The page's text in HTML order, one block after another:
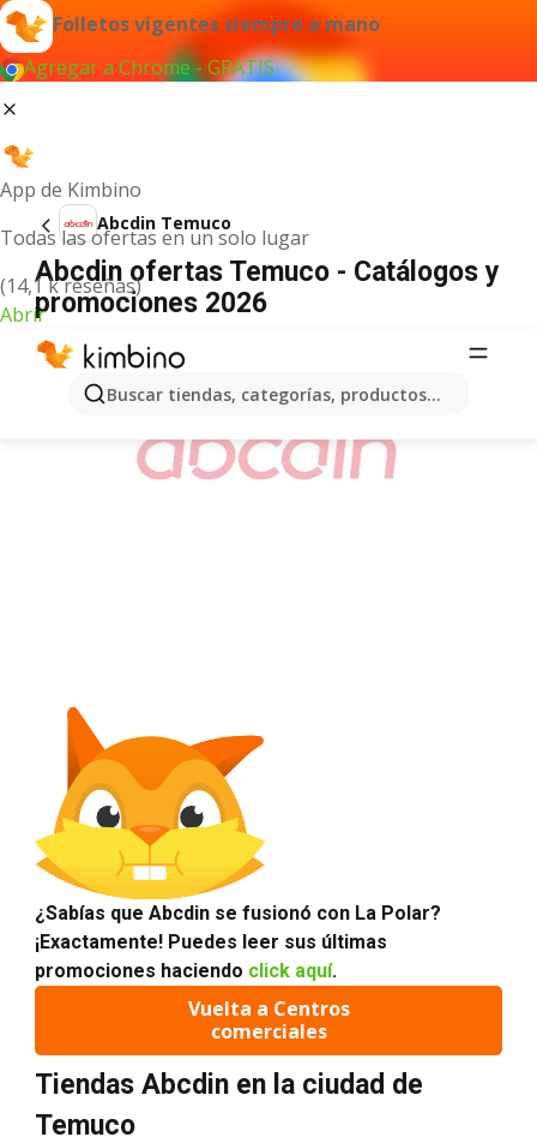
Folletos vigentes siempre a mano
Agregar a Chrome - GRATIS
App de Kimbino
Todas las ofertas en un solo lugar
(14,1 k reseñas)
Abrir
Buscar tiendas, categorías, productos...
Abcdin Temuco
Abcdin ofertas Temuco - Catálogos y
promociones 2026
¿Sabías que Abcdin se fusionó con La Polar?
¡Exactamente! Puedes leer sus últimas
promociones haciendo click aquí.
Vuelta a Centros
comerciales
Tiendas Abcdin en la ciudad de
Temuco